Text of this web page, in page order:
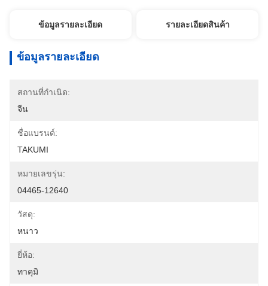
ข้อมูลรายละเอียด รายละเอียดสินค้า
ข้อมูลรายละเอียด
สถานที่กำเนิด:
จีน
ชื่อแบรนด์:
TAKUMI
หมายเลขรุ่น:
04465-12640
วัสดุ:
หนาว
ยี่ห้อ:
ทาคุมิ